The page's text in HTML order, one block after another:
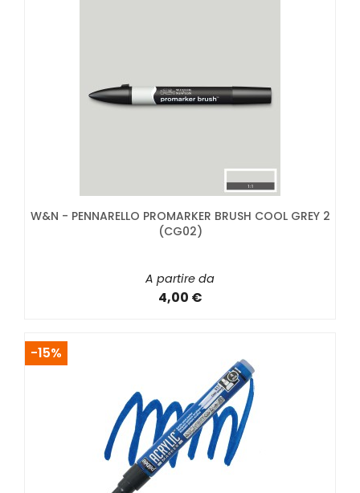
W&N - PENNARELLO PROMARKER BRUSH COOL GREY 2
(CG02)
A partire da
4,00 €
-15%